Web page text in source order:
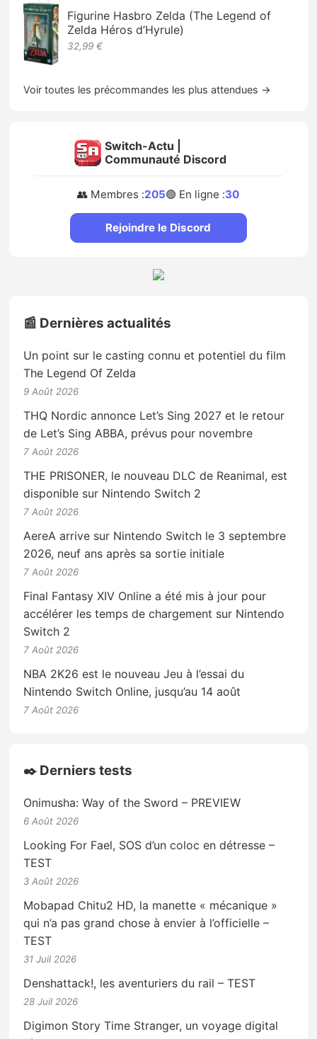
Figurine Hasbro Zelda (The Legend of
Zelda Héros d’Hyrule)
32,99 €
Voir toutes les précommandes les plus attendues →
Switch-Actu |
Communauté Discord
👥 Membres :205🟢 En ligne :30
Rejoindre le Discord
📰 Dernières actualités
Un point sur le casting connu et potentiel du film
The Legend Of Zelda
9 Août 2026
THQ Nordic annonce Let’s Sing 2027 et le retour
de Let’s Sing ABBA, prévus pour novembre
7 Août 2026
THE PRISONER, le nouveau DLC de Reanimal, est
disponible sur Nintendo Switch 2
7 Août 2026
AereA arrive sur Nintendo Switch le 3 septembre
2026, neuf ans après sa sortie initiale
7 Août 2026
Final Fantasy XIV Online a été mis à jour pour
accélérer les temps de chargement sur Nintendo
Switch 2
7 Août 2026
NBA 2K26 est le nouveau Jeu à l’essai du
Nintendo Switch Online, jusqu’au 14 août
7 Août 2026
✒️ Derniers tests
Onimusha: Way of the Sword – PREVIEW
6 Août 2026
Looking For Fael, SOS d’un coloc en détresse –
TEST
3 Août 2026
Mobapad Chitu2 HD, la manette « mécanique »
qui n’a pas grand chose à envier à l’officielle –
TEST
31 Juil 2026
Denshattack!, les aventuriers du rail – TEST
28 Juil 2026
Digimon Story Time Stranger, un voyage digital